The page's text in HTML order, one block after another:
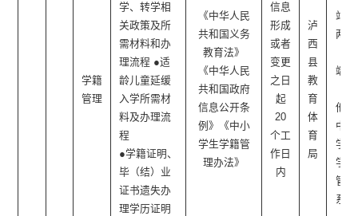
学籍
管理
学、转学相
关政策及所
需材料和办
理流程 ●适
龄儿童延缓
入学所需材
料及办理流
程
●学籍证明、
毕（结）业
证书遗失办
理学历证明
《中华人民
共和国义务
教育法》
《中华人民
共和国政府
信息公开条
例》《中小
学生学籍管
理办法》
信息
形成
或者
变更
之日
起
20
个工
作日
内
泸
西
县
教
育
体
育
局
站、
两微
端、
他：
中小
学生
学籍
管理
系统